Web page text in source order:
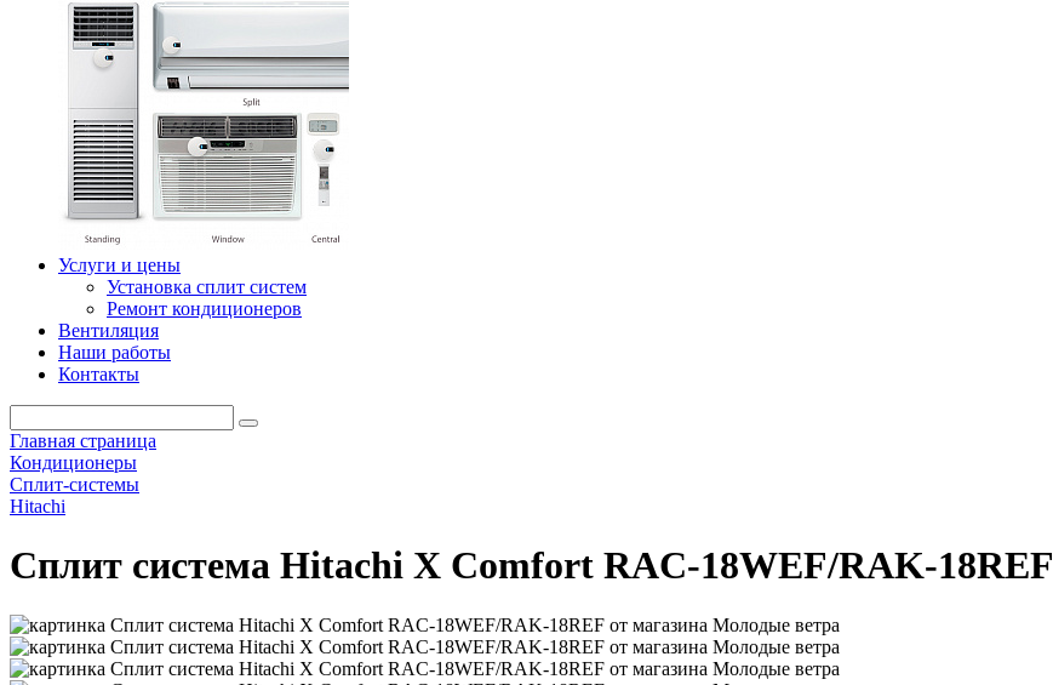
Услуги и цены
Установка сплит систем
Ремонт кондиционеров
Вентиляция
Наши работы
Контакты
Главная страница
Кондиционеры
Сплит-системы
Hitachi
Сплит система Hitachi X Comfort RAC-18WEF/RAK-18REF